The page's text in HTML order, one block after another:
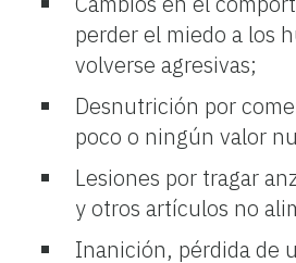
perder el miedo a los
volverse agresivas;
Desnutrición por
poco o ningún valor
Lesiones por tragar
y otros artículos no
Inanición, pérdida de